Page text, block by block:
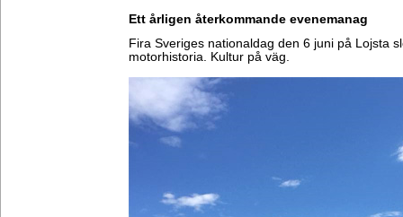
Ett årligen återkommande evenemanag
Fira Sveriges nationaldag den 6 juni på Lojsta
motorhistoria. Kultur på väg.